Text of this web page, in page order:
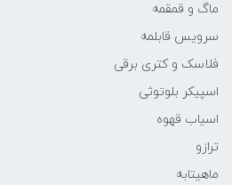
ماگ و قمقمه
سرویس قابلمه
فلاسک و کتری برقی
اسپیکر بلوتوثی
اسیاب قهوه
ترازو
ماهیتابه